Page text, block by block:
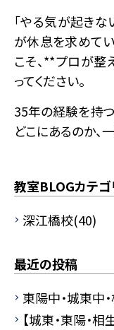
「やる気が起きな
が休息を求めて
こそ、**プロが整
ってください。
35年の経験を持つ
どこにあるのか、
教室BLOGカテゴ
深江橋校(40)
最近の投稿
東陽中・城東中
【城東・東陽・